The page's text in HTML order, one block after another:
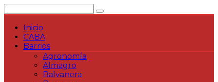
al
contenidoInicio
CABA
Barrios
Agronomía
Almagro
Balvanera